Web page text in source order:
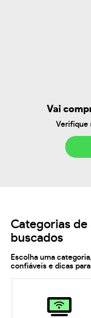
Vai
Verifique
Categorias
buscados
Escolha uma
confiáveis e dicas